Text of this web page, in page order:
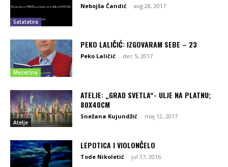
Satatatira
Nebojša Čandić - avg 28, 2017
Mesečina
PEKO LALIČIĆ: IZGOVARAM SEBE – 23
Peko Laličić - dec 5, 2017
Atelje
ATELJE: „GRAD SVETLA“- ULJE NA PLATNU;
80X40CM
Snežana Kujundžić - maj 12, 2017
LEPOTICA I VIOLONČELO
Tode Nikoletić - jul 17, 2016